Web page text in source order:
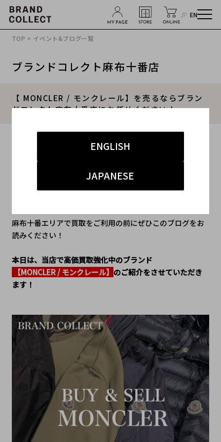
JP EN
ENGLISH
JAPANESE
TOP > イベント&ブログ一覧
ブランドコレクト麻布十番店
【 MONCLER / モンクレール】を売るならブラン
ドコレクト麻布十番店にお任せください！
#MONCLER
#ダウン
麻布十番エリアで買取をご利用の前にぜひこのブログをお
読みください！
本日は、当店で高価買取強化中のブランド
【MONCLER / モンクレール】 のご紹介をさせていただき
ます！